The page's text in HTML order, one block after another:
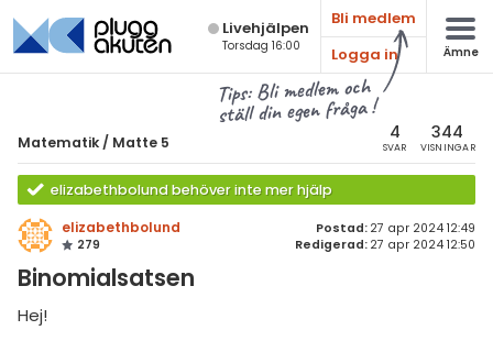
Live­hjälpen
Torsdag 16:00
Bli medlem
Logga in
Ämne
Tips: Bli medlem och
ställ din egen fråga !
Matematik / Matte 5 4
SVAR
344
VISNINGAR
elizabethbolund behöver inte mer hjälp
elizabethbolund
279
Postad: 27 apr 2024 12:49
Redigerad: 27 apr 2024 12:50
Binomialsatsen
Hej!
Alla ämnen
Alla trådar
7
8
9
1
Matematik
Matte 5
Alla trådar
Mängdlära
& Bygg